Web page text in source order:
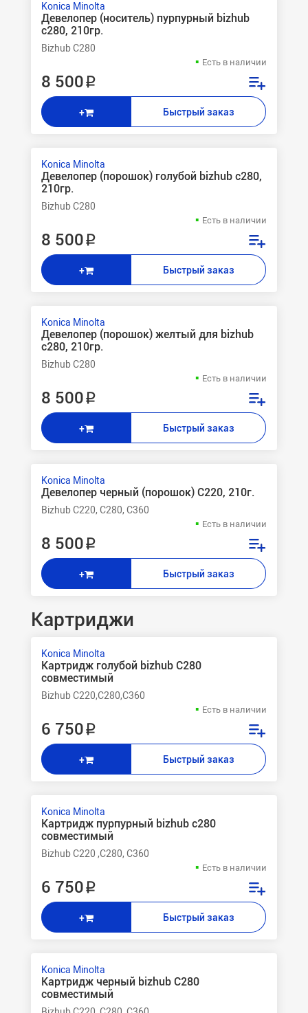
Konica Minolta
Девелопер (носитель) пурпурный bizhub
c280, 210гр.
Bizhub C280
Есть в наличии
8 500 ₽
+ Быстрый заказ
Konica Minolta
Девелопер (порошок) голубой bizhub c280,
210гр.
Bizhub C280
Есть в наличии
8 500 ₽
+ Быстрый заказ
Konica Minolta
Девелопер (порошок) желтый для bizhub
c280, 210гр.
Bizhub C280
Есть в наличии
8 500 ₽
+ Быстрый заказ
Konica Minolta
Девелопер черный (порошок) C220, 210г.
Bizhub C220, C280, C360
Есть в наличии
8 500 ₽
+ Быстрый заказ
Картриджи
Konica Minolta
Картридж голубой bizhub C280
совместимый
Bizhub C220,C280,C360
Есть в наличии
6 750 ₽
+ Быстрый заказ
Konica Minolta
Картридж пурпурный bizhub c280
совместимый
Bizhub C220 ,C280, C360
Есть в наличии
6 750 ₽
+ Быстрый заказ
Konica Minolta
Картридж черный bizhub C280
совместимый